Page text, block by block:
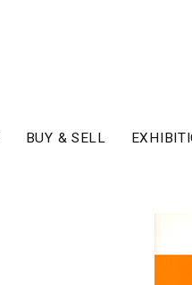
BUY & SELL